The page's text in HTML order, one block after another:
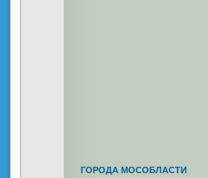
ГОРОДА МОСОБЛАСТИ